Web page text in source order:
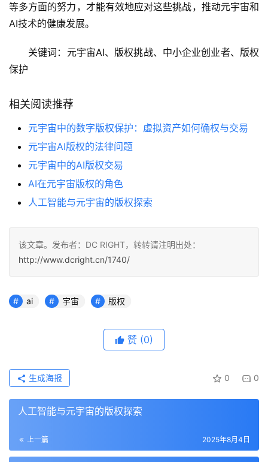
等多方面的努力，才能有效地应对这些挑战，推动元宇宙和
AI技术的健康发展。
关键词：元宇宙AI、版权挑战、中小企业创业者、版权
保护
相关阅读推荐
元宇宙中的数字版权保护：虚拟资产如何确权与交易
元宇宙AI版权的法律问题
元宇宙中的AI版权交易
AI在元宇宙版权的角色
人工智能与元宇宙的版权探索
该文章。发布者：DC RIGHT，转转请注明出处：
http://www.dcright.cn/1740/
ai 宇宙 版权
赞 (0)
0 0
生成海报
人工智能与元宇宙的版权探索
上一篇 2025年8月4日